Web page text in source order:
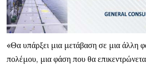
«Θα υπάρξει μια μετάβαση σε μια άλλη
πολέμου, μια φάση που θα